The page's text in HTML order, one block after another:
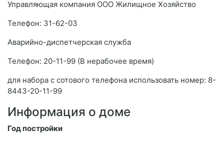
Управляющая компания ООО Жилищное Хозяйство
Телефон: 31-62-03
Аварийно-диспетчерская служба
Телефон: 20-11-99 (В нерабочее время)
для набора с сотового телефона использовать номер: 8-
8443-20-11-99
Информация о доме
Год постройки